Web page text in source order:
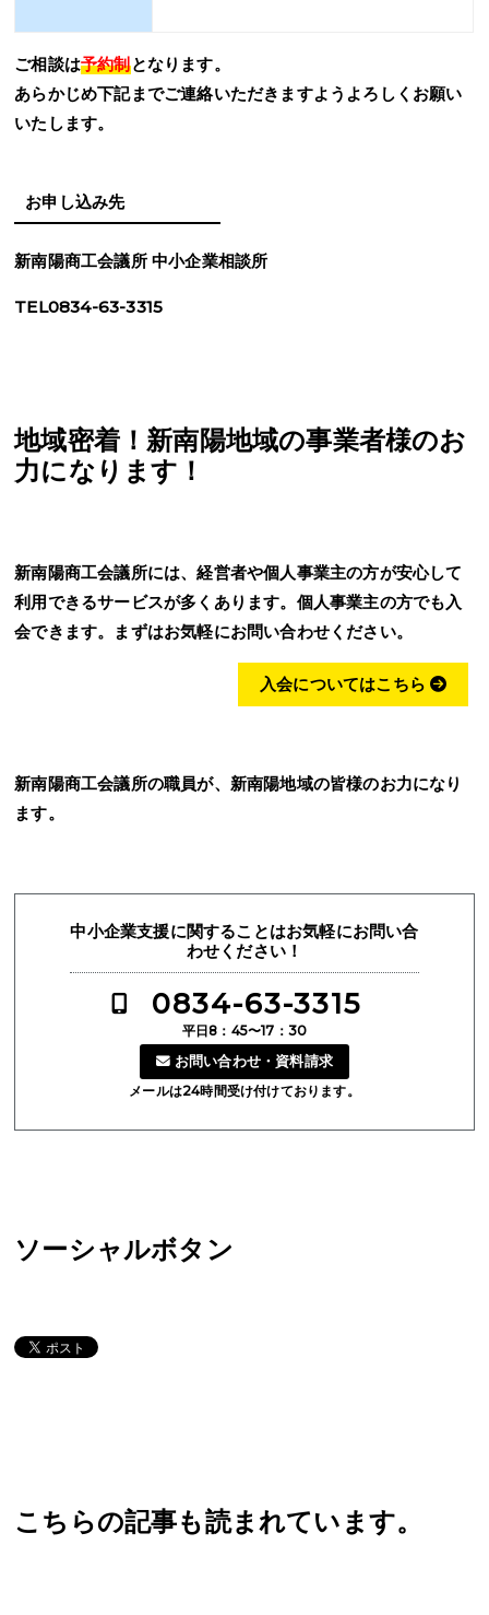
ご相談は予約制となります。
あらかじめ下記までご連絡いただきますようよろしくお願い
いたします。
お申し込み先
新南陽商工会議所 中小企業相談所
TEL0834-63-3315
地域密着！新南陽地域の事業者様のお
力になります！
新南陽商工会議所には、経営者や個人事業主の方が安心して
利用できるサービスが多くあります。個人事業主の方でも入
会できます。まずはお気軽にお問い合わせください。
入会についてはこちら
新南陽商工会議所の職員が、新南陽地域の皆様のお力になり
ます。
中小企業支援に関することはお気軽にお問い合
わせください！
0834-63-3315
平日8：45〜17：30
お問い合わせ・資料請求
メールは24時間受け付けております。
ソーシャルボタン
こちらの記事も読まれています。